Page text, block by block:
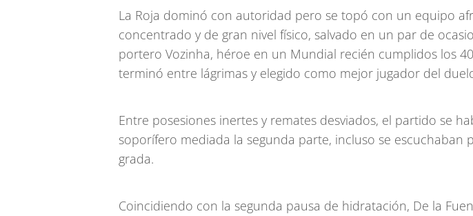
La Roja dominó con autoridad pero se topó con un equipo
concentrado y de gran nivel físico, salvado en un par de
portero Vozinha, héroe en un Mundial recién cumplidos los
terminó entre lágrimas y elegido como mejor jugador del
Entre posesiones inertes y remates desviados, el partido se
soporífero mediada la segunda parte, incluso se escuchaban
grada.
Coincidiendo con la segunda pausa de hidratación, De la